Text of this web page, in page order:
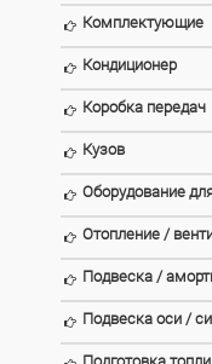
Комплектующие
Кондиционер
Коробка передач
Кузов
Оборудование
Отопление /
Подвеска /
Подвеска оси /